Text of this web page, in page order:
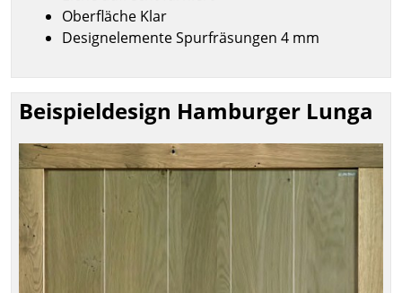
Oberfläche Klar
Designelemente Spurfräsungen 4 mm
Beispieldesign Hamburger Lunga